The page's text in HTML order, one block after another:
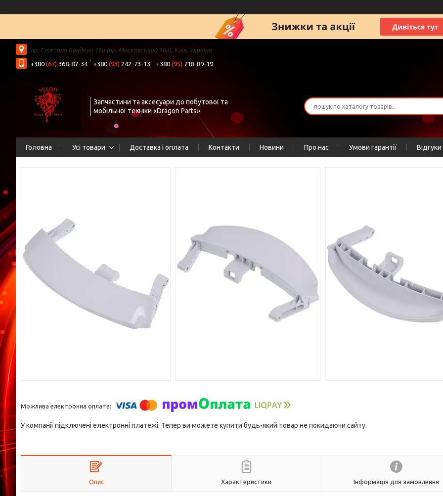
пр. Степана Бандери 16а (пр. Московський 16а), Київ, Україна
+380 (67) 368-87-34 +380 (93) 242-73-13 +380 (95) 718-89-19
Запчастини та аксесуари до побутової та
мобільної техніки «Dragon Parts»
Головна Усі товари Доставка і оплата Контакти Новини Про нас Умови гарантії Відгуки
У компанії підключені електронні платежі. Тепер ви можете купити будь-який товар не покидаючи сайту.
Опис Характеристики Інформація для замовлення